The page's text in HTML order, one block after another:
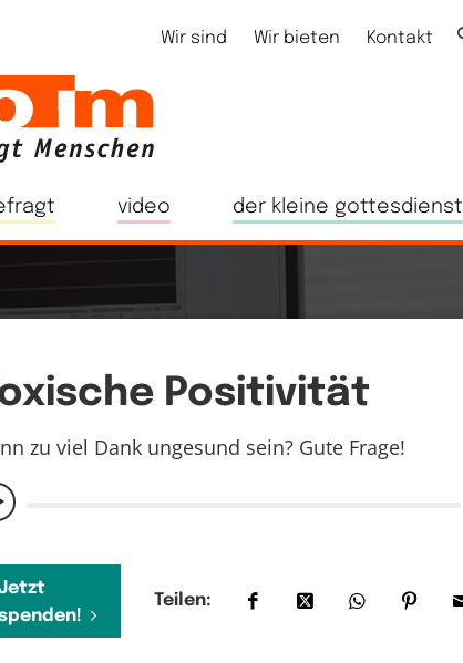
Wir sind Wir bieten Kontakt
video der kleine gottesdienst
Positivität
zu viel Dank ungesund sein? Gute Frage!
Teilen: